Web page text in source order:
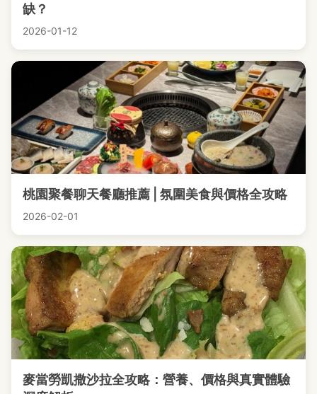
缺？
2026-01-12
桃園聚餐聊天餐廳推薦 | 氛圍美食與價格全攻略
2026-02-01
麥當勞凱撒沙拉全攻略：營養、價格與真實體驗